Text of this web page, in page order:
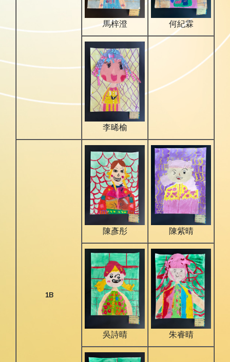
馬梓澄 何紀霖
李晞榆
1B
陳彥彤 陳紫晴
吳詩晴 朱睿晴